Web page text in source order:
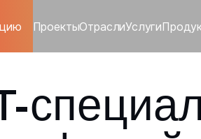
ПроектыОтраслиУслуги